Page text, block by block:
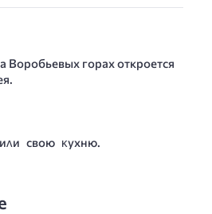
Воробьевых горах откроется
свою ĸyxню.